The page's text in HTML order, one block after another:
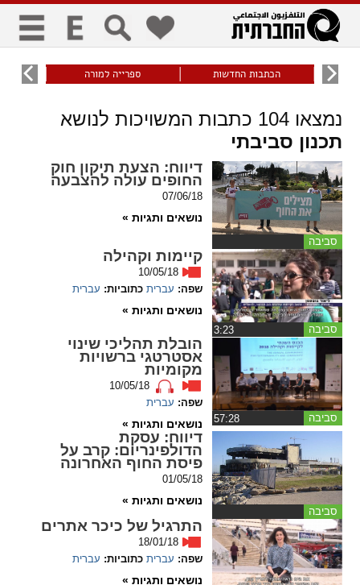
כללי
visibility_off
ביטול הבהובים ניווט מקלדת סימון כותרות
זום
zoom_out
התרחק
גופנים
remove_circle_outline
Decrease font
Increase font
spellcheck
גופן קריא
ניגודיות צבעים
brightness_high
ניגודיות בהירה
קישורים
הכתבות החדשות ספרייה למורה עוני
נמצאו104 כתבות המשויכות לנושא
תכנון סביבתי
סביבה
דיווח : הצעת תיקון חוק
החופים עולה להצבעה
07/06/18
נושאים ותגיות »
סביבה
קיימות וקהילה
10/05/18
שפה: עברית כתוביות: עברית
נושאים ותגיות »
סביבה
הובלת תהליכי שינוי
אסטרטגי ברשויות
מקומיות
10/05/18
שפה: עברית
נושאים ותגיות »
סביבה
דיווח : עסקת
הדולפינריום: קרב על
פיסת החוף האחרונה
01/05/18
נושאים ותגיות »
התרגיל של כיכר אתרים
18/01/18
שפה: עברית כתוביות: עברית
נושאים ותגיות »